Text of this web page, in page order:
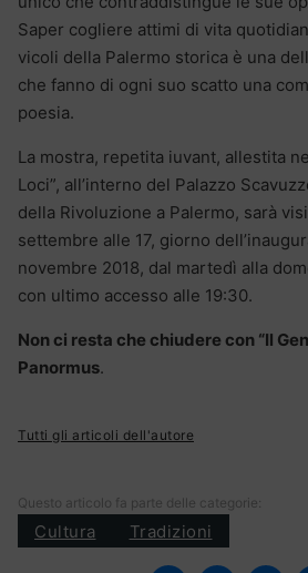
Saper cogliere attimi di vita
vicoli della Palermo storica è una
che fanno di ogni suo scatto una
poesia.
La mostra, repetita iuvant, allestita
Loci”, all’interno del Palazzo
della Rivoluzione a Palermo, sarà
settembre alle 17, giorno
novembre 2018, dal martedì alla
con ultimo accesso alle 19:30.
Non ci resta che chiudere con “Il
Panormus.
Tutti gli articoli dell'autore
Questo articolo fa parte delle categorie:
Cultura Tradizioni